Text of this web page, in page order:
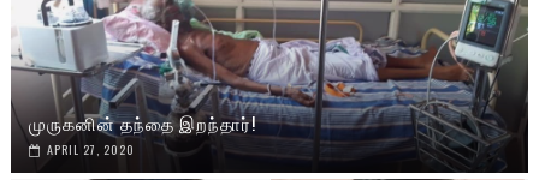
முருகனின் தந்தை இறந்தார்!
APRIL 27, 2020